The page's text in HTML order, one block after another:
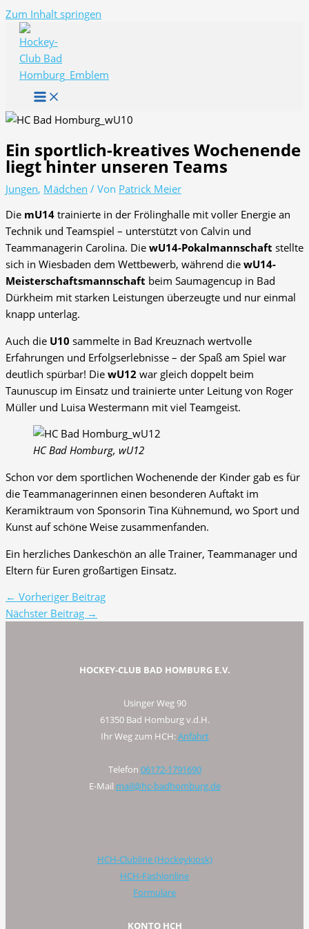
Zum Inhalt springen
Ein sportlich-kreatives Wochenende
liegt hinter unseren Teams
Jungen, Mädchen / Von Patrick Meier
Die mU14 trainierte in der Frölinghalle mit voller Energie an
Technik und Teamspiel – unterstützt von Calvin und
Teammanagerin Carolina. Die wU14-Pokalmannschaft stellte
sich in Wiesbaden dem Wettbewerb, während die wU14-
Meisterschaftsmannschaft beim Saumagencup in Bad
Dürkheim mit starken Leistungen überzeugte und nur einmal
knapp unterlag.
Auch die U10 sammelte in Bad Kreuznach wertvolle
Erfahrungen und Erfolgserlebnisse – der Spaß am Spiel war
deutlich spürbar! Die wU12 war gleich doppelt beim
Taunuscup im Einsatz und trainierte unter Leitung von Roger
Müller und Luisa Westermann mit viel Teamgeist.
HC Bad Homburg, wU12
Schon vor dem sportlichen Wochenende der Kinder gab es für
die Teammanagerinnen einen besonderen Auftakt im
Keramiktraum von Sponsorin Tina Kühnemund, wo Sport und
Kunst auf schöne Weise zusammenfanden.
Ein herzliches Dankeschön an alle Trainer, Teammanager und
Eltern für Euren großartigen Einsatz.
← Vorheriger Beitrag
Nächster Beitrag →
HOCKEY-CLUB BAD HOMBURG E.V.
Usinger Weg 90
61350 Bad Homburg v.d.H.
Ihr Weg zum HCH:Anfahrt
Telefon 06172-1791690
E-Mail mail@hc-badhomburg.de
HCH-Clubline (Hockeykiosk)
HCH-Fashionline
Formulare
KONTO HCH